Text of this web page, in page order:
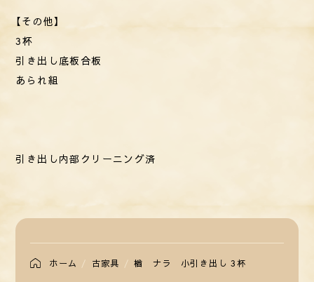
【その他】
3杯
引き出し底板合板
あられ組
引き出し内部クリーニング済
ホーム 古家具 楢 ナラ 小引き出し 3杯